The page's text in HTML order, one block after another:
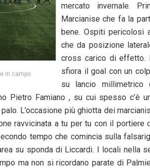
in campo
mercato invernale.
Marcianise che fa la
bene. Ospiti pericolosi
che da posizione
cross carico di effetto.
sfiora il goal con un
su lancio millimetrico
Pietro Famiano , su cui spesso c’è
L’occasione più ghiotta dei
ravvicinata a tu per tu con il portiere
tempo che comincia sulla
su sponda di Liccardi. I locali nella
ma non si ricordano parate di